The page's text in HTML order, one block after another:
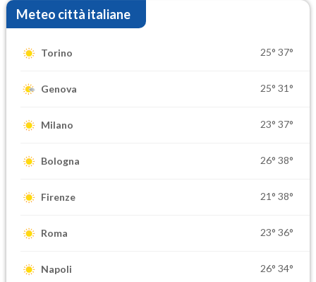
Meteo città italiane
Torino 25° 37°
Genova 25° 31°
Milano 23° 37°
Bologna 26° 38°
Firenze 21° 38°
Roma 23° 36°
Napoli 26° 34°